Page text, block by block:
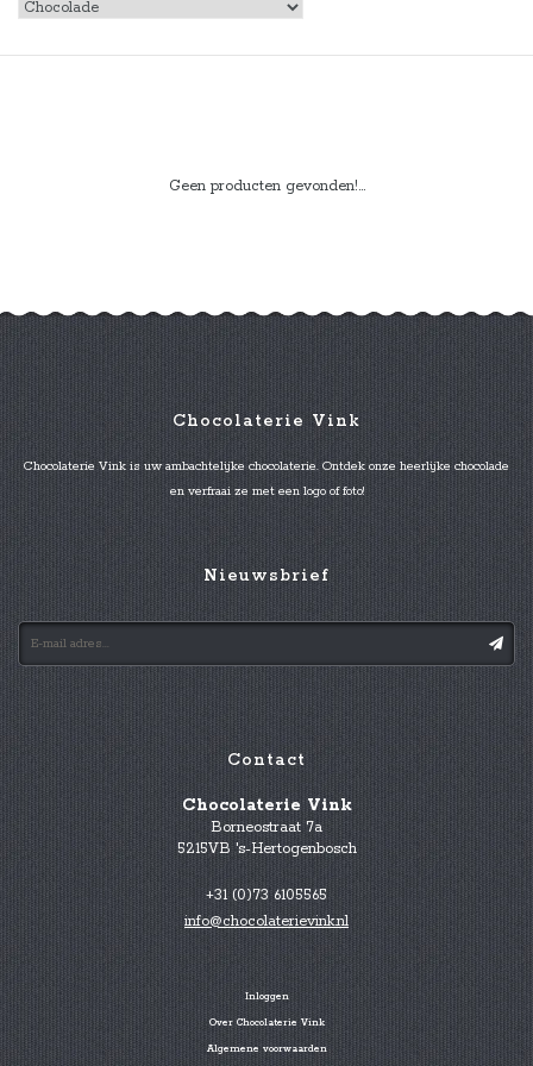
Geen producten gevonden!...
Chocolaterie Vink
Chocolaterie Vink is uw ambachtelijke chocolaterie. Ontdek onze heerlijke chocolade
en verfraai ze met een logo of foto!
Nieuwsbrief
Contact
Chocolaterie Vink
Borneostraat 7a
5215VB 's-Hertogenbosch
+31 (0)73 6105565
info@chocolaterievink.nl
Inloggen
Over Chocolaterie Vink
Algemene voorwaarden